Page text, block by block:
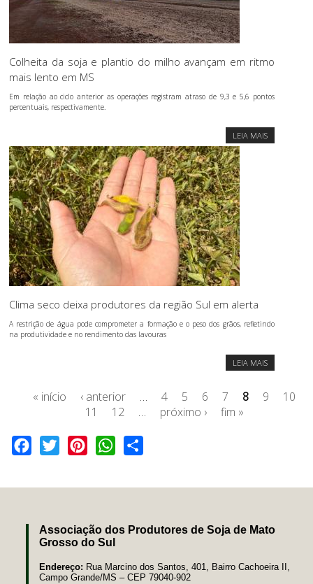
Colheita da soja e plantio do milho avançam em ritmo
mais lento em MS
Em relação ao ciclo anterior as operações registram atraso de 9,3 e 5,6 pontos
percentuais, respectivamente.
LEIA MAIS
Clima seco deixa produtores da região Sul em alerta
A restrição de água pode comprometer a formação e o peso dos grãos, refletindo
na produtividade e no rendimento das lavouras
LEIA MAIS
« início ‹ anterior … 4 5 6 7 8 9
10
11
12 … próximo › fim »
Facebook
Twitter PinterestWhatsApp
Associação dos Produtores de Soja de Mato
Grosso do Sul
Endereço: Rua Marcino dos Santos, 401, Bairro Cachoeira II,
Campo Grande/MS – CEP 79040-902